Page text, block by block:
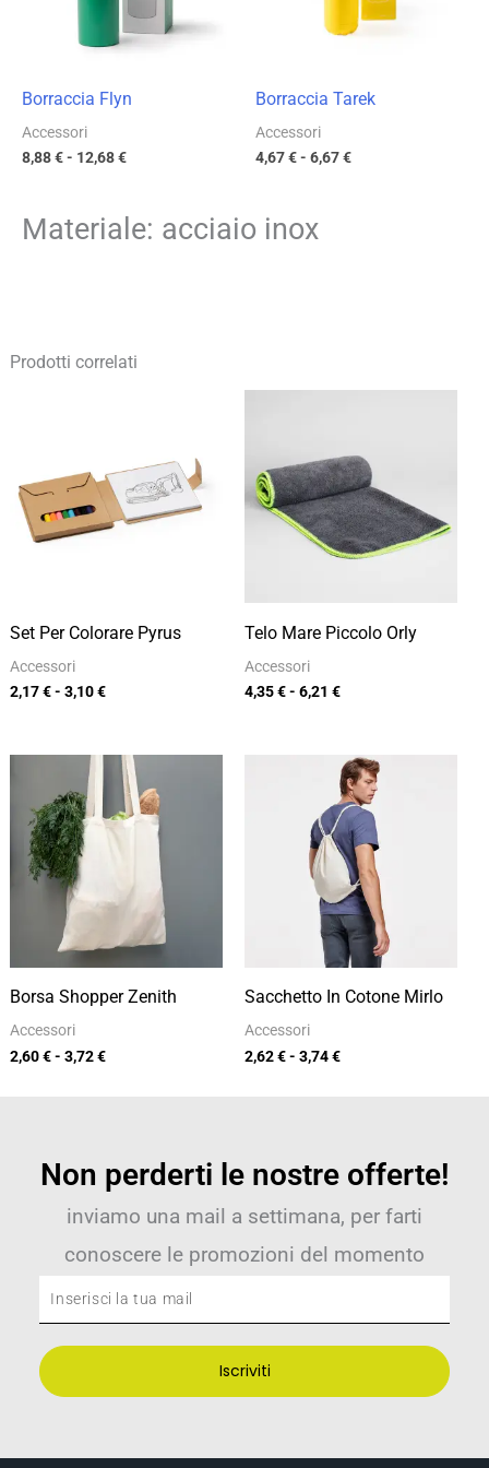
Borraccia Flyn
Accessori
8,88€- 12,68€
Borraccia Tarek
Accessori
4,67€- 6,67€
Materiale: acciaio inox
Prodotti correlati
Set Per Colorare Pyrus
Accessori
2,17€- 3,10€
2,17 €
a
3,10 €
Telo Mare Piccolo Orly
Accessori
4,35€- 6,21 €
da
4,35 €
a
6,21 €
Borsa Shopper Zenith
Accessori
2,60€- 3,72€
Fascia
prezzo:
da
2,60 €
Sacchetto In Cotone Mirlo
Accessori
2,62€- 3,74€
Fascia
di
prezzo:
da
2,62 €
a
3,74 €
Non perderti le nostre offerte!
inviamo una mail a settimana, per farti
conoscere le promozioni del momento
Inserisci
la
tua
mail
Iscriviti